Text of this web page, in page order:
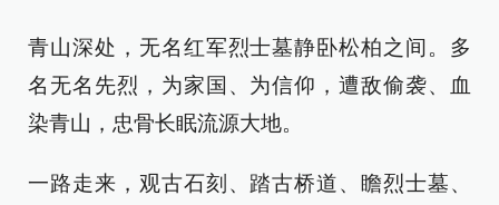
青山深处，无名红军烈士墓静卧松柏之间。多
名无名先烈，为家国、为信仰，遭敌偷袭、血
染青山，忠骨长眠流源大地。
一路走来，观古石刻、踏古桥道、瞻烈士墓、